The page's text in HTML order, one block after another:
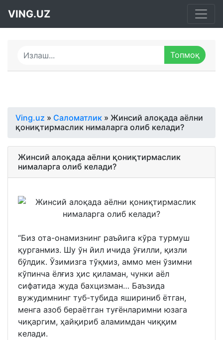
VING.UZ
Ving.uz » Саломатлик » Жинсий алоқада аёлни
қониқтирмаслик нималарга олиб келади?
Жинсий алоқада аёлни қониқтирмаслик
нималарга олиб келади?
“Биз ота-онамизнинг раъйига кўра турмуш
қурганмиз. Шу ўн йил ичида ўғилли, қизли
бўлдик. Ўзимизга тўқмиз, аммо мен ўзимни
кўпинча ёлғиз ҳис қи­ламан, чунки аёл
сифатида жуда бахцизман… Баъзида
вужудимнинг туб-тубида яшириниб ётган,
менга азоб бераётган туғёнларимни юзага
чиқаргим, ҳайқириб аламимдан чиққим
келади.